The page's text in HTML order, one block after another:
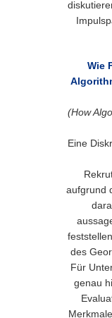
Wie
(How
Eine
aufgrund
des
Für
genau